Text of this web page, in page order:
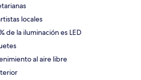
locales
de la iluminación es LED
al aire libre